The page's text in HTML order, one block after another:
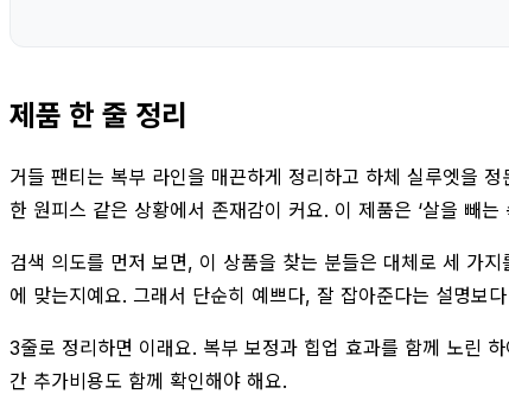
제품 한 줄 정리
거들 팬티는 복부 라인을 매끈하게 정리하고 하체 실루엣을
한 원피스 같은 상황에서 존재감이 커요. 이 제품은 ‘살을 빼
검색 의도를 먼저 보면, 이 상품을 찾는 분들은 대체로 세 가
에 맞는지예요. 그래서 단순히 예쁘다, 잘 잡아준다는 설명보
3줄로 정리하면 이래요. 복부 보정과 힙업 효과를 함께 노린
간 추가비용도 함께 확인해야 해요.